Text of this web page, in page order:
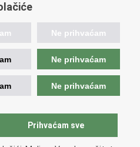
Ne prihvaćam
Ne prihvaćam
Ne prihvaćam
Prihvaćam sve